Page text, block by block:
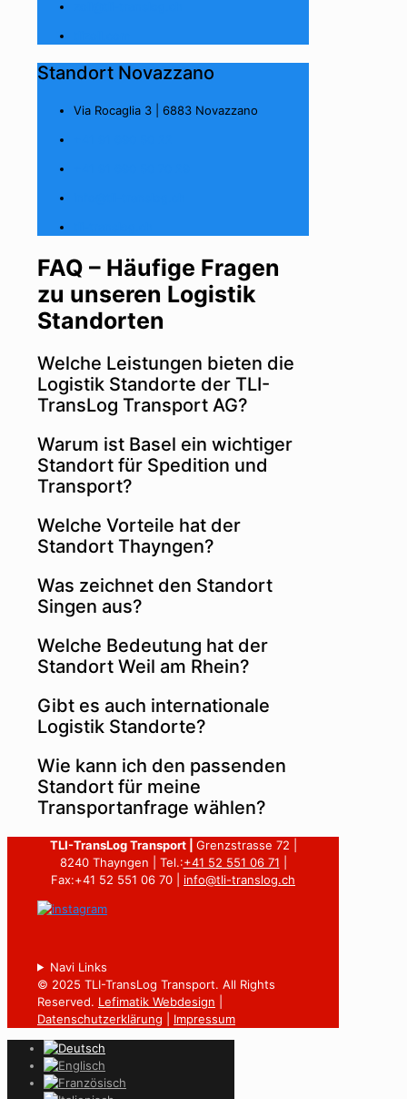
Standort Novazzano
Via Rocaglia 3 | 6883 Novazzano
FAQ – Häufige Fragen
zu unseren Logistik
Standorten
Welche Leistungen bieten die
Logistik Standorte der TLI-
TransLog Transport AG?
Warum ist Basel ein wichtiger
Standort für Spedition und
Transport?
Welche Vorteile hat der
Standort Thayngen?
Was zeichnet den Standort
Singen aus?
Welche Bedeutung hat der
Standort Weil am Rhein?
Gibt es auch internationale
Logistik Standorte?
Wie kann ich den passenden
Standort für meine
Transportanfrage wählen?
TLI-TransLog Transport | Grenzstrasse 72 |
8240 Thayngen | Tel.:+41 52 551 06 71
Fax:+41 52 551 06 70 | info@tli-translog.ch
Navi Links
© 2025 TLI-TransLog Transport. All Rights
Reserved. Lefimatik Webdesign
Datenschutzerklärung
Impressum